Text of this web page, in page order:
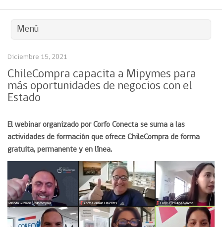
Menú
Diciembre 15, 2021
ChileCompra capacita a Mipymes para
más oportunidades de negocios con el
Estado
El webinar organizado por Corfo Conecta se suma a las
actividades de formación que ofrece ChileCompra de forma
gratuita, permanente y en línea.